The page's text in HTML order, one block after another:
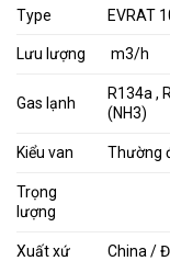
Type EVRAT
Lưu lượng m3/h
Gas lạnh
R134a ,
(NH3)
Kiểu van Thường
Trọng
lượng
Xuất xứ China /